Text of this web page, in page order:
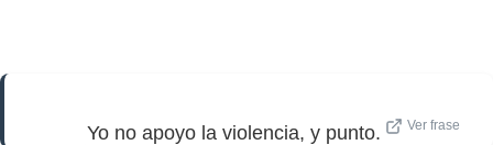
Yo no apoyo la violencia, y punto. Ver frase